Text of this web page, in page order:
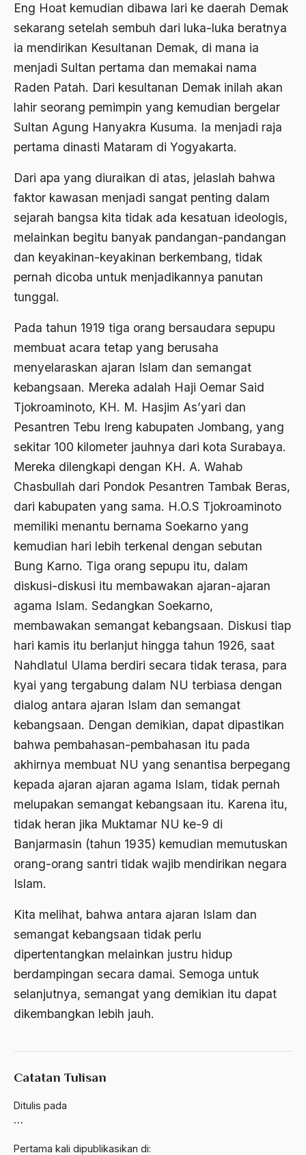
Eng Hoat kemudian dibawa lari ke daerah Demak
sekarang setelah sembuh dari luka-luka beratnya
ia mendirikan Kesultanan Demak, di mana ia
menjadi Sultan pertama dan memakai nama
Raden Patah. Dari kesultanan Demak inilah akan
lahir seorang pemimpin yang kemudian bergelar
Sultan Agung Hanyakra Kusuma. Ia menjadi raja
pertama dinasti Mataram di Yogyakarta.
Dari apa yang diuraikan di atas, jelaslah bahwa
faktor kawasan menjadi sangat penting dalam
sejarah bangsa kita tidak ada kesatuan ideologis,
melainkan begitu banyak pandangan-pandangan
dan keyakinan-keyakinan berkembang, tidak
pernah dicoba untuk menjadikannya panutan
tunggal.
Pada tahun 1919 tiga orang bersaudara sepupu
membuat acara tetap yang berusaha
menyelaraskan ajaran Islam dan semangat
kebangsaan. Mereka adalah Haji Oemar Said
Tjokroaminoto, KH. M. Hasjim As’yari dan
Pesantren Tebu Ireng kabupaten Jombang, yang
sekitar 100 kilometer jauhnya dari kota Surabaya.
Mereka dilengkapi dengan KH. A. Wahab
Chasbullah dari Pondok Pesantren Tambak Beras,
dari kabupaten yang sama. H.O.S Tjokroaminoto
memiliki menantu bernama Soekarno yang
kemudian hari lebih terkenal dengan sebutan
Bung Karno. Tiga orang sepupu itu, dalam
diskusi-diskusi itu membawakan ajaran-ajaran
agama Islam. Sedangkan Soekarno,
membawakan semangat kebangsaan. Diskusi tiap
hari kamis itu berlanjut hingga tahun 1926, saat
Nahdlatul Ulama berdiri secara tidak terasa, para
kyai yang tergabung dalam NU terbiasa dengan
dialog antara ajaran Islam dan semangat
kebangsaan. Dengan demikian, dapat dipastikan
bahwa pembahasan-pembahasan itu pada
akhirnya membuat NU yang senantisa berpegang
kepada ajaran ajaran agama Islam, tidak pernah
melupakan semangat kebangsaan itu. Karena itu,
tidak heran jika Muktamar NU ke-9 di
Banjarmasin (tahun 1935) kemudian memutuskan
orang-orang santri tidak wajib mendirikan negara
Islam.
Kita melihat, bahwa antara ajaran Islam dan
semangat kebangsaan tidak perlu
dipertentangkan melainkan justru hidup
berdampingan secara damai. Semoga untuk
selanjutnya, semangat yang demikian itu dapat
dikembangkan lebih jauh.
Catatan Tulisan
Ditulis pada
…
Pertama kali dipublikasikan di:
Agama di Asia
agama elitis
Agama Hukum
Agama Inovasi
Agama Islam
Agama Terang
Agenda Nasional
Agraria
Ahimsa
Ahli
ahli fikih
Ahli Ilmu Agama
Ahli waris
ahlul sunnah wal jamaah
Ahlussunnah
Ahlussunnah Wal jamaah
Ahmad Benbella
Ahmad Dhani
Ahmad Hasan Rurbi
Ahmad Syafi’i Ma’arif
Ahmad Tirtisudiro
ahmad wahib
Ahmad Wahid
Ahmadiyah
AIDS
Airport Changi
Airport Noto Hadi Negoro
Ajaran AGama
Ajaran Agama Islam
Ajaran Islam
ajaran kemasyarakatan
akhlak